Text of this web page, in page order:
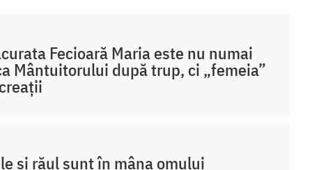
Fecioară Maria este nu numai
Mântuitorului după trup, ci „femeia”
și răul sunt în mâna omului